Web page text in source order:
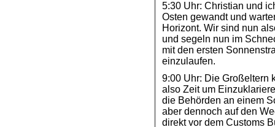
5:30 Uhr: Christian und
Osten gewandt und
Horizont. Wir sind nun
und segeln nun im
mit den ersten
einzulaufen.
9:00 Uhr: Die Großeltern
also Zeit um
die Behörden an einem
aber dennoch auf den
direkt vor dem Customs